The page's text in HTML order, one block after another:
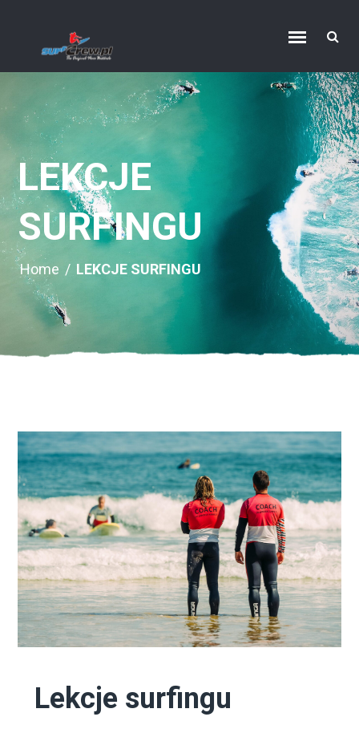
LEKCJE
SURFINGU
Home / LEKCJE SURFINGU
Lekcje surfingu